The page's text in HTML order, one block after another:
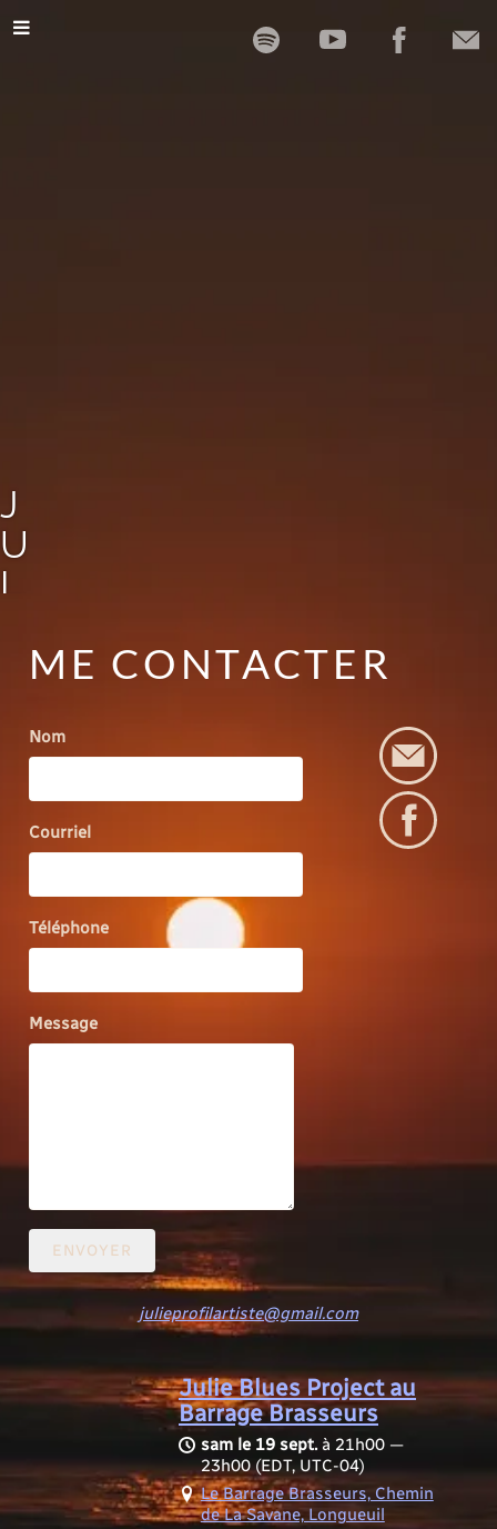
J
U
L
ME CONTACTER
Nom
Courriel
Téléphone
Message
ENVOYER
julieprofilartiste@gmail.com
Julie Blues Project au
Barrage Brasseurs
sam le 19 sept.à 21h00—
23h00(EDT, UTC-04)
Le Barrage Brasseurs, Chemin
de La Savane, Longueuil